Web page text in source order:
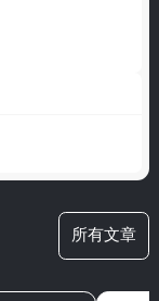
所有文章